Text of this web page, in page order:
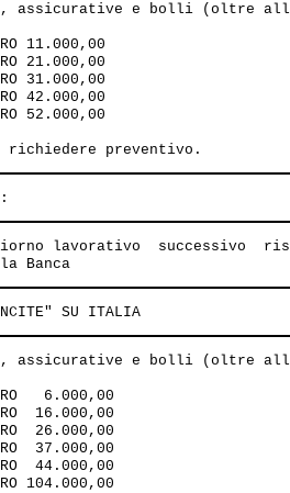
assicurative e bolli (oltre
11.000,00
21.000,00
31.000,00
42.000,00
52.000,00
lavorativo  successivo
assicurative e bolli (oltre
6.000,00
16.000,00
26.000,00
37.000,00
44.000,00
104.000,00